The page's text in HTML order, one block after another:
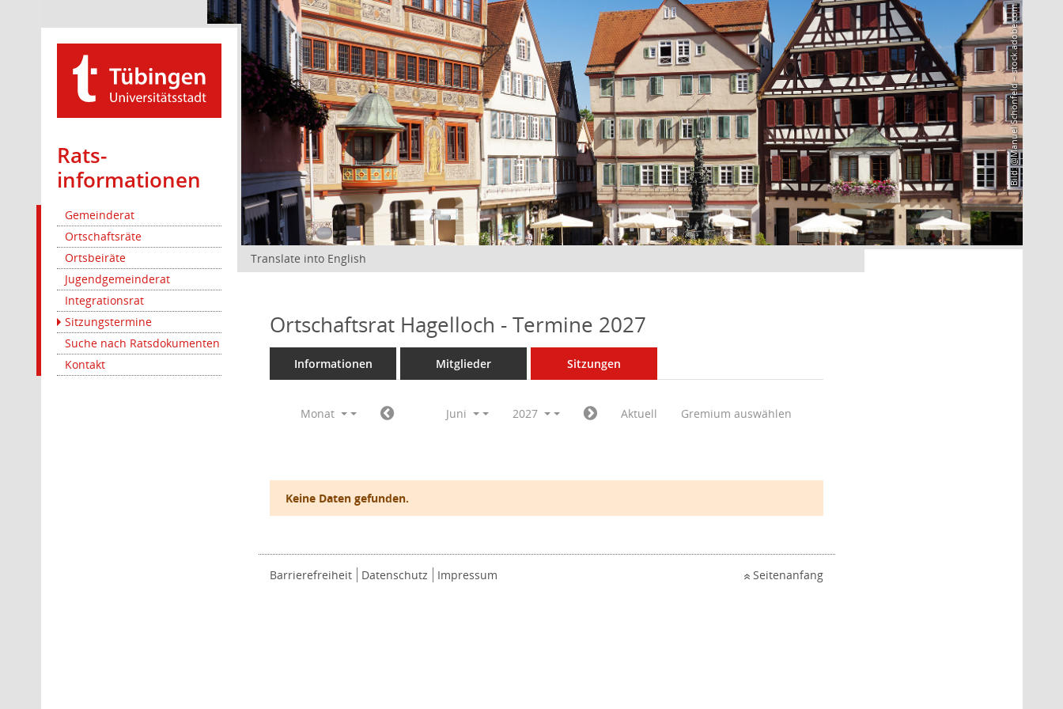
Rats­
informationen
Gemeinderat
Ortschaftsräte
Ortsbeiräte
Jugendgemeinderat
Integrationsrat
Sitzungstermine
Suche nach Ratsdokumenten
Kontakt
Bild: @Manuel Schönfeld – stock.adobe.com
Translate into English
Ortschaftsrat Hagelloch - Termine 2027
Informationen Mitglieder Sitzungen
Monat Juni 2027 Aktuell Gremium auswählen
Keine Daten gefunden.
Barrierefreiheit Datenschutz Impressum Seitenanfang